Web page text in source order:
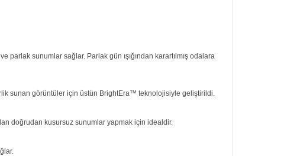
parlak sunumlar sağlar. Parlak gün ışığından karartılmış odalara
sunan görüntüler için üstün BrightEra™ teknolojisiyle geliştirildi.
doğrudan kusursuz sunumlar yapmak için idealdir.